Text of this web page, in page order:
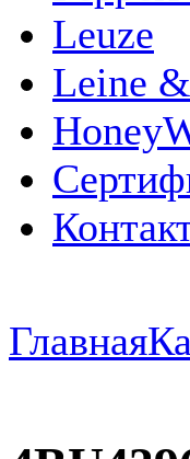
Leuze
Leine
Главная